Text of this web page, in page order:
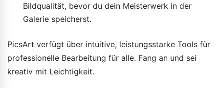
Bildqualität, bevor du dein Meisterwerk in der
Galerie speicherst.
PicsArt verfügt über intuitive, leistungsstarke Tools für
professionelle Bearbeitung für alle. Fang an und sei
kreativ mit Leichtigkeit.